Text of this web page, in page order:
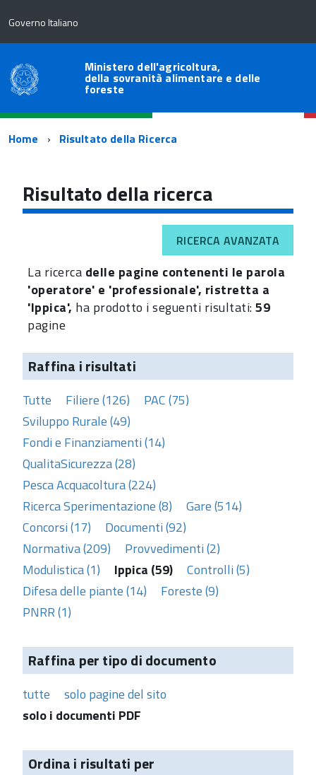
Governo Italiano
Ministero dell'agricoltura,
della sovranità alimentare e delle
foreste
Percorso
navigazione
Home Risultato della Ricerca
Risultato della ricerca
RICERCA AVANZATA
La ricerca delle pagine contenenti le parola
'operatore' e 'professionale', ristretta a
'Ippica', ha prodotto i seguenti risultati:59
pagine
Raffina i risultati
Tutte Filiere (126)
PAC (75)
Sviluppo Rurale (49)
Fondi e Finanziamenti (14)
QualitaSicurezza (28)
Pesca Acquacoltura (224)
Ricerca Sperimentazione (8)
Gare (514)
Concorsi (17)
Documenti (92)
Normativa (209)
Provvedimenti (2)
Modulistica (1)
Ippica (59)
Controlli (5)
Difesa delle piante (14)
Foreste (9)
PNRR (1)
Raffina per tipo di documento
tutte
solo pagine del sito
solo i documenti PDF
Ordina i risultati per